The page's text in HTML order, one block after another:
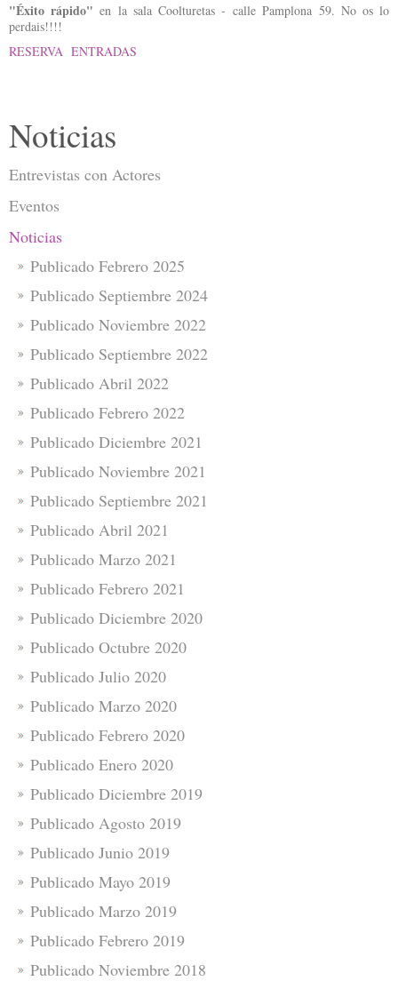
"Éxito rápido"en la sala Coolturetas - calle Pamplona 59. No os lo
perdais!!!!
RESERVA ENTRADAS
Noticias
Entrevistas con Actores
Eventos
Noticias
Publicado Febrero 2025
Publicado Septiembre 2024
Publicado Noviembre 2022
Publicado Septiembre 2022
Publicado Abril 2022
Publicado Febrero 2022
Publicado Diciembre 2021
Publicado Noviembre 2021
Publicado Septiembre 2021
Publicado Abril 2021
Publicado Marzo 2021
Publicado Febrero 2021
Publicado Diciembre 2020
Publicado Octubre 2020
Publicado Julio 2020
Publicado Marzo 2020
Publicado Febrero 2020
Publicado Enero 2020
Publicado Diciembre 2019
Publicado Agosto 2019
Publicado Junio 2019
Publicado Mayo 2019
Publicado Marzo 2019
Publicado Febrero 2019
Publicado Noviembre 2018